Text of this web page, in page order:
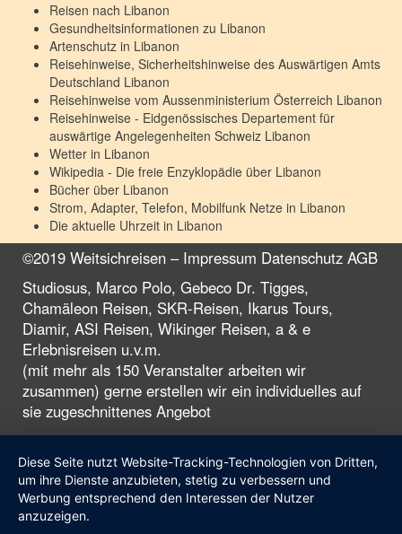
Reisen nach Libanon
Gesundheitsinformationen zu Libanon
Artenschutz in Libanon
Reisehinweise, Sicherheitshinweise des Auswärtigen Amts
Deutschland Libanon
Reisehinweise vom Aussenministerium Österreich Libanon
Reisehinweise - Eidgenössisches Departement für
auswärtige Angelegenheiten Schweiz Libanon
Wetter in Libanon
Wikipedia - Die freie Enzyklopädie über Libanon
Bücher über Libanon
Strom, Adapter, Telefon, Mobilfunk Netze in Libanon
Die aktuelle Uhrzeit in Libanon
©2019 Weitsichreisen – Impressum Datenschutz AGB
Studiosus, Marco Polo, Gebeco Dr. Tigges,
Chamäleon Reisen, SKR-Reisen, Ikarus Tours,
Diamir, ASI Reisen, Wikinger Reisen, a & e
Erlebnisreisen u.v.m.
(mit mehr als 150 Veranstalter arbeiten wir
zusammen) gerne erstellen wir ein individuelles auf
sie zugeschnittenes Angebot
Diese Seite nutzt Website-Tracking-Technologien von Dritten,
um ihre Dienste anzubieten, stetig zu verbessern und
Werbung entsprechend den Interessen der Nutzer
anzuzeigen.